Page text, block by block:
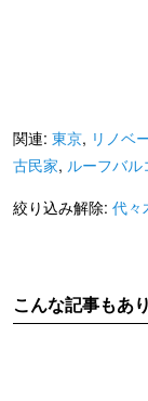
関連: 東京, リノベ
古民家, ルーフバル
絞り込み解除: 代々
こんな記事もあ